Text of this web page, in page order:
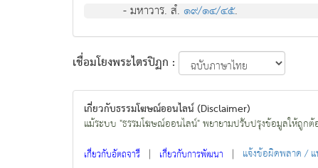
- มหาวาร. สํ.๑๙/๑๔/๔๕.
เชื่อมโยงพระไตรปิฏก :
เกี่ยวกับธรรมโฆษณ์ออนไลน์ (Disclaimer)
แม้ระบบ "ธรรมโฆษณ์ออนไลน์" พยายามปรับปรุงข้อมูลให้ถูก
เกี่ยวกับอัตถจารี | เกี่ยวกับการพัฒนา | แจ้งข้อผิดพลาด /